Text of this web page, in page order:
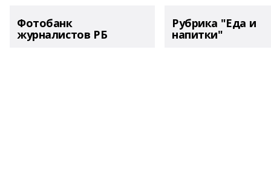
Фотобанк
журналистов РБ
Рубрика "Еда и
напитки"